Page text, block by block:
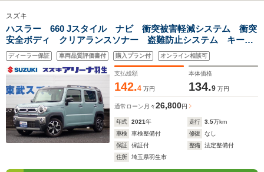
スズキ
ハスラー 660 Jスタイル ナビ 衝突被害軽減システム 衝突
安全ボディ クリアランスソナー 盗難防止システム キーレ
スエントリー スマートキー アイドリングストップ フルフ
ラット シートヒーター プッシュスタートスイッチ
ディーラー保証 車両品質評価書付 購入プラン付 オンライン相談可
支払総額
142.4 万円
本体価格
134.9 万円
通常ローン 月々26,800円
年式 2021年 走行 3.5万km
車検
車検整備付 修復
なし
保証
保証付 整備
法定整備付
住所
埼玉県羽生市